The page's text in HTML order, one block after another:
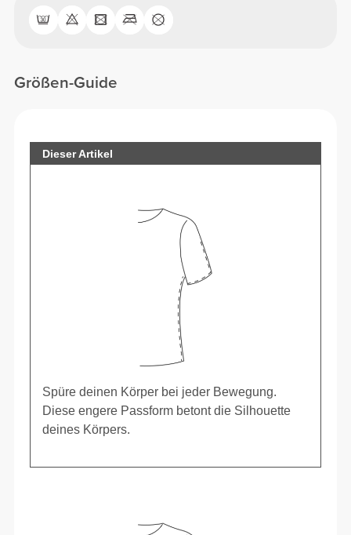
Größen-Guide
Dieser Artikel
Spüre deinen Körper bei jeder Bewegung.
Diese engere Passform betont die Silhouette
deines Körpers.